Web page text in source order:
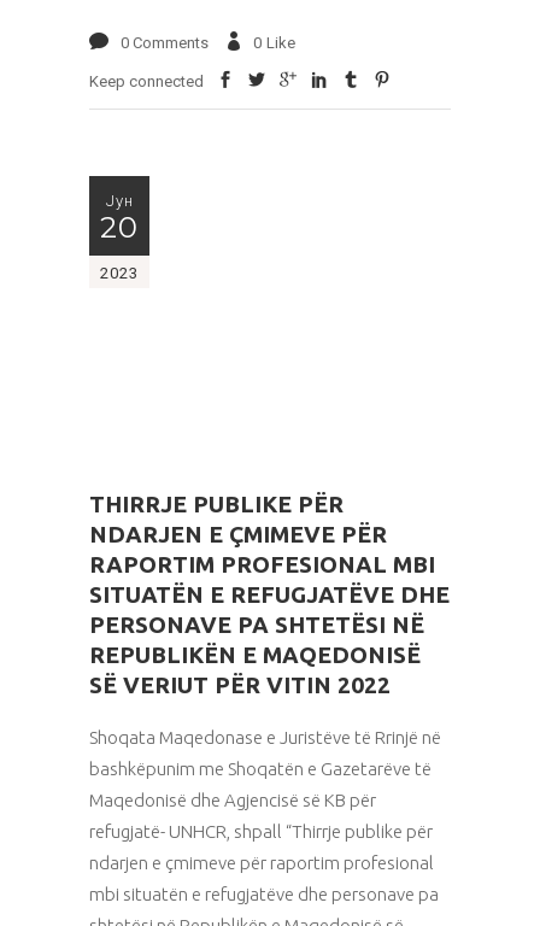
0 Comments 0 Like
Keep connected
Јун
20
2023
THIRRJE PUBLIKE PËR
NDARJEN E ÇMIMEVE PËR
RAPORTIM PROFESIONAL MBI
SITUATËN E REFUGJATËVE DHE
PERSONAVE PA SHTETËSI NË
REPUBLIKËN E MAQEDONISË
SË VERIUT PËR VITIN 2022
Shoqata Maqedonase e Juristëve të Rrinjë në
bashkëpunim me Shoqatën e Gazetarëve të
Maqedonisë dhe Agjencisë së KB për
refugjatë- UNHCR, shpall “Thirrje publike për
ndarjen e çmimeve për raportim profesional
mbi situatën e refugjatëve dhe personave pa